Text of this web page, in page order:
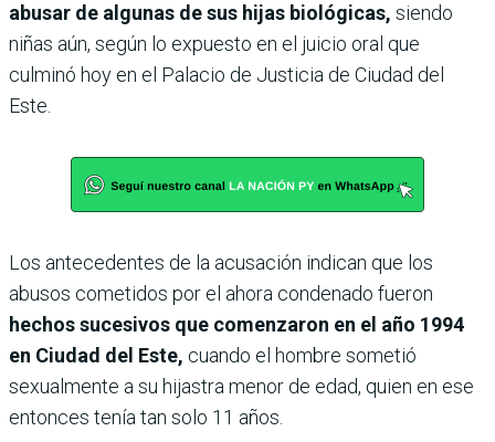
abusar de algunas de sus hijas biológicas, siendo
niñas aún, según lo expuesto en el juicio oral que
culminó hoy en el Palacio de Justicia de Ciudad del
Este.
Los antecedentes de la acusación indican que los
abusos cometidos por el ahora condenado fueron
hechos sucesivos que comenzaron en el año 1994
en Ciudad del Este, cuando el hombre sometió
sexualmente a su hijastra menor de edad, quien en ese
entonces tenía tan solo 11 años.